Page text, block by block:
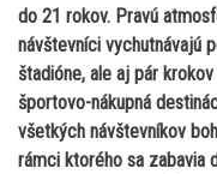
do 21 rokov. Pravú
návštevníci vychutnávajú
štadióne, ale aj pár
športovo-nákupná
všetkých návštevníkov
rámci ktorého sa zabavia